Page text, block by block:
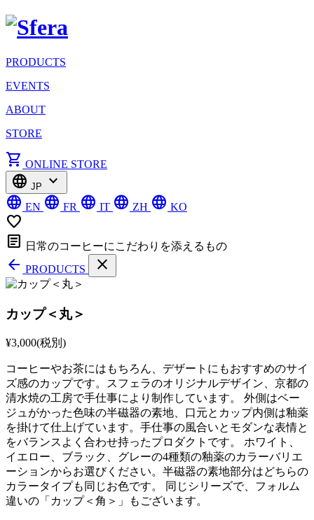
PRODUCTS
EVENTS
ABOUT
STORE
shopping_cart ONLINE STORE
language JP
expand_more
language EN language FR language IT language ZH language KO
favorite_border
article 日常のコーヒーにこだわりを添えるもの
arrow_back PRODUCTS close
カップ＜丸＞
¥3,000(税別)
コーヒーやお茶にはもちろん、デザートにもおすすめのサイ
ズ感のカップです。スフェラのオリジナルデザイン、京都の
清水焼の工房で手仕事により制作しています。 外側はベー
ジュがかった色味の半磁器の素地、口元とカップ内側は釉薬
を掛けて仕上げています。手仕事の風合いとモダンな表情と
をバランスよく合わせ持ったプロダクトです。 ホワイト、
イエロー、ブラック、グレーの4種類の釉薬のカラーバリエ
ーションからお選びください。半磁器の素地部分はどちらの
カラータイプも同じお色です。 同じシリーズで、フォルム
違いの「カップ＜角＞」もございます。